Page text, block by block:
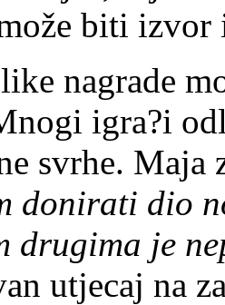
biti izvor
nagrade
igra?i
svrhe. Maja
donirati dio
drugima je
utjecaj na